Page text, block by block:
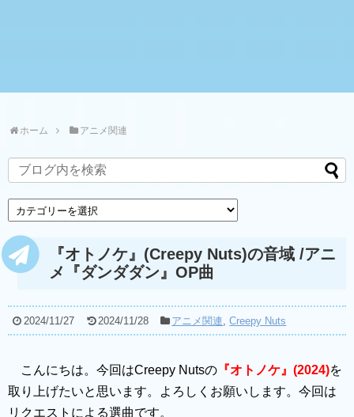
ホーム アニメ関連
『オトノケ』(Creepy Nuts)の音域 /アニ
メ『ダンダダン』OP曲
2024/11/27 2024/11/28 アニメ関連,Creepy Nuts
こんにちは。今回はCreepy Nutsの 『オトノケ』(2024)を
取り上げたいと思います。よろしくお願いします。今回は
リクエストによる選曲です。